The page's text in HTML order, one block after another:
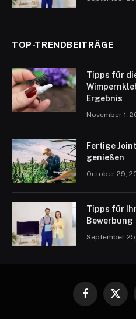
TOP-TRENDBEITRÄGE
Tipps für
Ergebnis
November 1,
Fertige
genießen
October 29,
Tipps für
Bewerbung
September
Facebook
X